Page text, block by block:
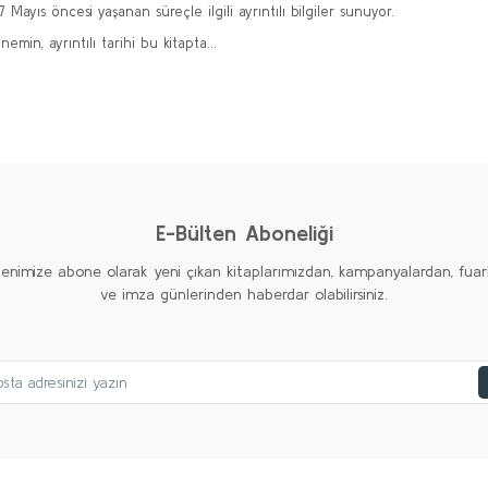
öncesi yaşanan süreçle ilgili ayrıntılı bilgiler sunuyor.
ayrıntılı tarihi bu kitapta…
Gelişmeler
E-Bülten Aboneliği
abone olarak yeni çıkan kitaplarımızdan, kampanyalardan,
ve imza günlerinden haberdar olabilirsiniz.